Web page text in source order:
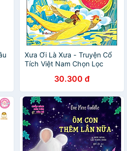
Xưa Ơi Là Xưa - Truyện Cổ
Tích Việt Nam Chọn Lọc
30.300 đ